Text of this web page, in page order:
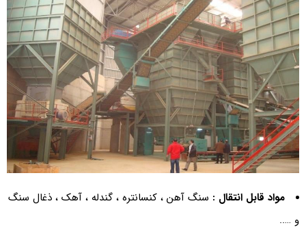
مواد قابل انتقال : سنگ آهن ، کنسانتره ، گندله ، آهک ، ذغال سنگ
و …..